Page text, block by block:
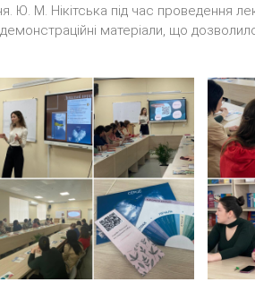
Ю. М. Нікітська під час проведення
демонстраційні матеріали, що